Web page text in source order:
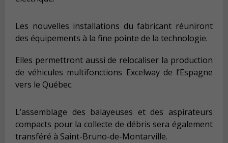
Les nouvelles installations du fabricant réuniront
des équipements à la fine pointe de la technologie.
Elles permettront aussi de relocaliser la production
de véhicules multifonctions Excelwayde l’Espagne
vers le Québec.
L’assemblage des balayeuses et des aspirateurs
compacts pour la collecte de débris sera également
transféré à Saint-Bruno-de-Montarville.